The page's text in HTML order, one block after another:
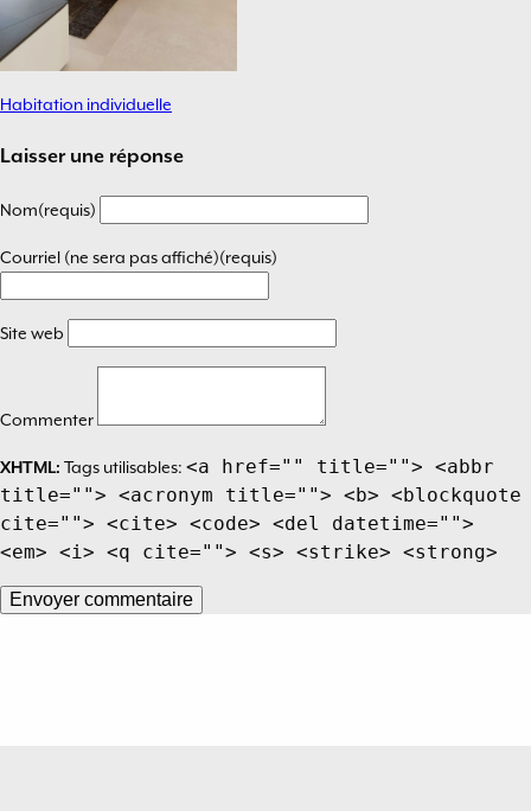
Navigation
de
Habitation individuelle
Laisser une réponse
Nom(requis)
Courriel (ne sera pas affiché)(requis)
Site web
Commenter
XHTML: Tags utilisables: <a href="" title=""> <abbr
title=""> <acronym title=""> <b> <blockquote
cite=""> <cite> <code> <del datetime="">
<em> <i> <q cite=""> <s> <strike> <strong>